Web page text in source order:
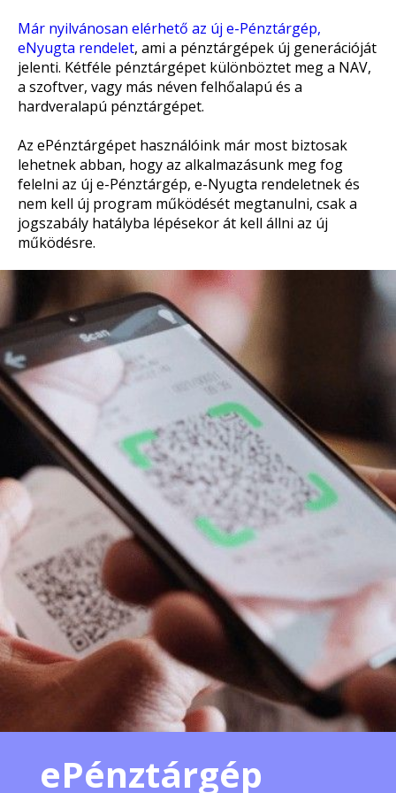
Már nyilvánosan elérhető az új e-Pénztárgép,
eNyugta rendelet, ami a pénztárgépek új generációját
jelenti. Kétféle pénztárgépet különböztet meg a NAV,
a szoftver, vagy más néven felhőalapú és a
hardveralapú pénztárgépet.
Az ePénztárgépet használóink már most biztosak
lehetnek abban, hogy az alkalmazásunk meg fog
felelni az új e-Pénztárgép, e-Nyugta rendeletnek és
nem kell új program működését megtanulni, csak a
jogszabály hatályba lépésekor át kell állni az új
működésre.
ePénztárgép